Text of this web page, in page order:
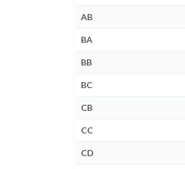
AB
BA
BB
BC
CB
CC
CD